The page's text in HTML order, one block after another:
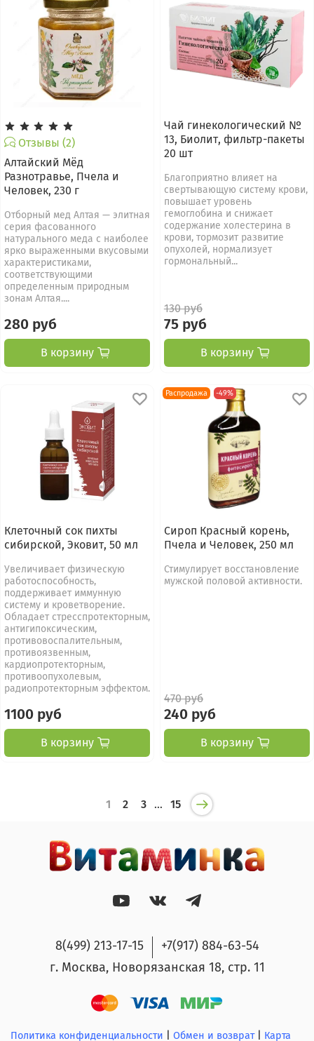
Отзывы (2)
Алтайский Мёд
Разнотравье, Пчела и
Человек, 230 г
Отборный мед Алтая — элитная
серия фасованного
натурального меда с наиболее
ярко выраженными вкусовыми
характеристиками,
соответствующими
определенным природным
зонам Алтая....
280 руб
В корзину
Чай гинекологический №
13, Биолит, фильтр-пакеты
20 шт
Благоприятно влияет на
свертывающую систему крови,
повышает уровень
гемоглобина и снижает
содержание холестерина в
крови, тормозит развитие
опухолей, нормализует
гормональный...
130 руб
75 руб
В корзину
Клеточный сок пихты
сибирской, Эковит, 50 мл
Увеличивает физическую
работоспособность,
поддерживает иммунную
систему и кроветворение.
Обладает стресспротекторным,
антигипоксическим,
противовоспалительным,
противоязвенным,
кардиопротекторным,
противоопухолевым,
радиопротекторным эффектом.
1100 руб
В корзину
Распродажа -49%
Сироп Красный корень,
Пчела и Человек, 250 мл
Стимулирует восстановление
мужской половой активности.
470 руб
240 руб
В корзину
1 2 3 … 15
8(499) 213-17-15
+7(917) 884-63-54
г. Москва, Новорязанская 18, стр. 11
Политика конфиденциальности Обмен и возврат Карта